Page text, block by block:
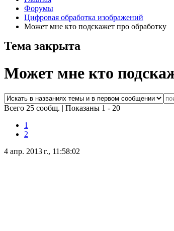
Форумы
Цифровая обработка изображений
Может мне кто подскажет про обработку
Тема закрыта
Может мне кто
Всего 25 сообщ. | Показаны 1 - 20
1
2
4 апр. 2013 г., 11:58:02